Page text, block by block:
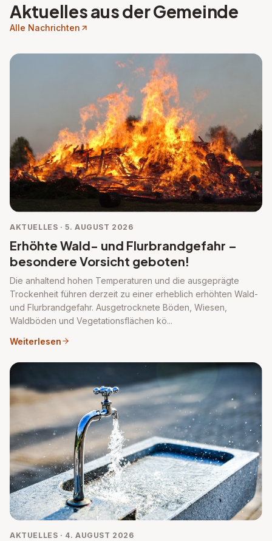
Aktuelles aus der Gemeinde
Alle Nachrichten
AKTUELLES · 5. AUGUST 2026
Erhöhte Wald- und Flurbrandgefahr –
besondere Vorsicht geboten!
Die anhaltend hohen Temperaturen und die ausgeprägte
Trockenheit führen derzeit zu einer erheblich erhöhten Wald-
und Flurbrandgefahr. Ausgetrocknete Böden, Wiesen,
Waldböden und Vegetationsflächen kö...
Weiterlesen
AKTUELLES · 4. AUGUST 2026